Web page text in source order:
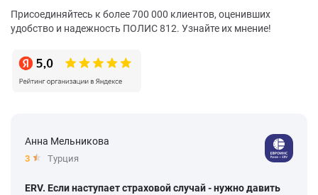
Присоединяйтесь к более 700 000 клиентов, оценивших
удобство и надежность ПОЛИС 812. Узнайте их мнение!
Анна Мельникова
3 Турция
ERV. Если наступает страховой случай - нужно давить